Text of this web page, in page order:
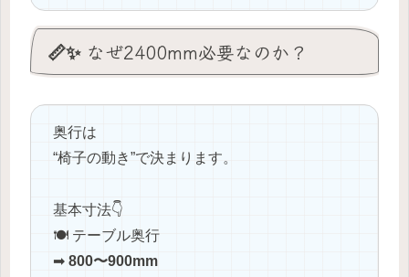
📏✨ なぜ2400mm必要なのか？
奥行は
“椅子の動き”で決まります。
基本寸法👇
🍽️ テーブル奥行
➡ 800〜900mm